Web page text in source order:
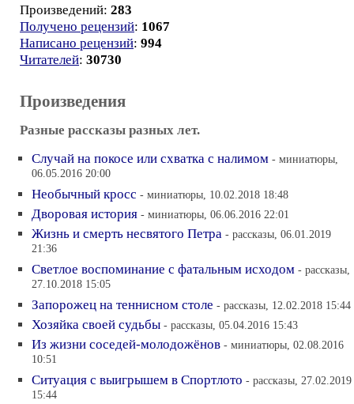
Произведений: 283
Получено рецензий: 1067
Написано рецензий: 994
Читателей: 30730
Произведения
Разные рассказы разных лет.
Случай на покосе или схватка с налимом - миниатюры,
06.05.2016 20:00
Необычный кросс - миниатюры, 10.02.2018 18:48
Дворовая история - миниатюры, 06.06.2016 22:01
Жизнь и смерть несвятого Петра - рассказы, 06.01.2019
21:36
Светлое воспоминание с фатальным исходом - рассказы,
27.10.2018 15:05
Запорожец на теннисном столе - рассказы, 12.02.2018 15:44
Хозяйка своей судьбы - рассказы, 05.04.2016 15:43
Из жизни соседей-молодожёнов - миниатюры, 02.08.2016
10:51
Cитуация с выигрышем в Спортлото - рассказы, 27.02.2019
15:44